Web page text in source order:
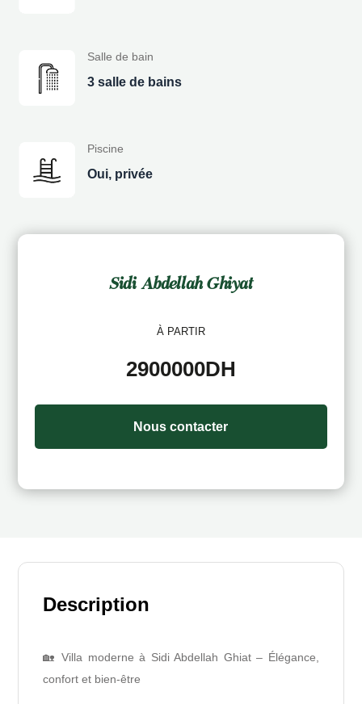
Salle de bain
3 salle de bains
Piscine
Oui, privée
Sidi Abdellah Ghiyat
À PARTIR
2900000DH
Nous contacter
Description
🏡 Villa moderne à Sidi Abdellah Ghiat – Élégance,
confort et bien-être